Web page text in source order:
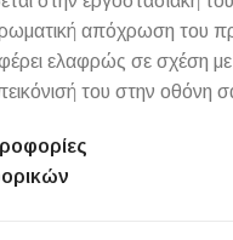
απόχρωση του
ελαφρώς σε σχέση
του στην οθόνη